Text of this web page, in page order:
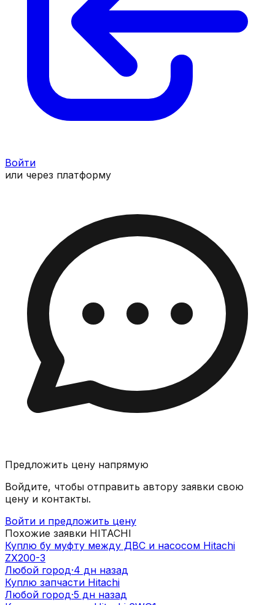
Войти
или через платформу
Предложить цену напрямую
Войдите, чтобы отправить автору заявки свою
цену и контакты.
Войти и предложить цену
Похожие заявки HITACHI
Куплю бу муфту между ДВС и насосом Hitachi
ZX200-3
Любой город·4 дн назад
Куплю запчасти Hitachi
Любой город·5 дн назад